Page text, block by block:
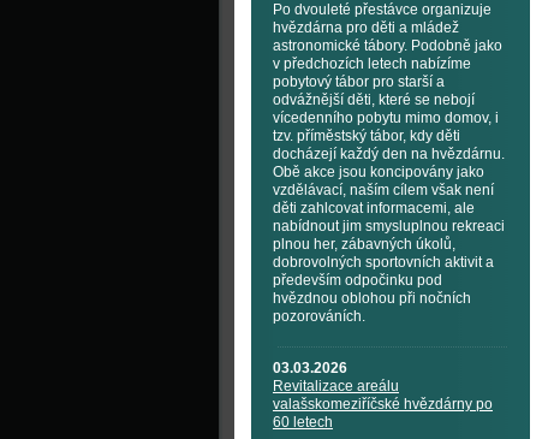
Po dvouleté přestávce organizuje
hvězdárna pro děti a mládež
astronomické tábory. Podobně jako
v předchozích letech nabízíme
pobytový tábor pro starší a
odvážnější děti, které se nebojí
vícedenního pobytu mimo domov, i
tzv. příměstský tábor, kdy děti
docházejí každý den na hvězdárnu.
Obě akce jsou koncipovány jako
vzdělávací, naším cílem však není
děti zahlcovat informacemi, ale
nabídnout jim smysluplnou rekreaci
plnou her, zábavných úkolů,
dobrovolných sportovních aktivit a
především odpočinku pod
hvězdnou oblohou při nočních
pozorováních.
03.03.2026
Revitalizace areálu
valašskomeziříčské hvězdárny po
60 letech